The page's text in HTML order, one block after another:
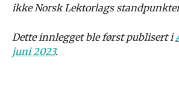
ikke Norsk Lektorlags
Dette innlegget ble først publisert i
juni 2023.